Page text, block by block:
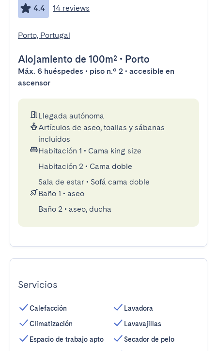
4.4 14 reviews
Porto, Portugal
Alojamiento de 100m² • Porto
Máx. 6 huéspedes • piso n.º 2 • accesible en
ascensor
Llegada autónoma
Artículos de aseo, toallas y sábanas
incluidos
Habitación 1 • Cama king size
Habitación 2 • Cama doble
Sala de estar • Sofá cama doble
Baño 1 • aseo
Baño 2 • aseo, ducha
Servicios
Calefacción
Climatización
Espacio de trabajo apto
Lavadora
Lavavajillas
Secador de pelo